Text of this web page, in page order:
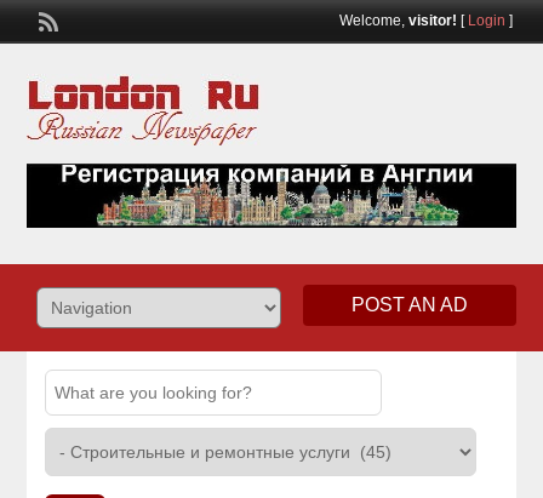
Welcome, visitor! [ Login ]
POST AN AD